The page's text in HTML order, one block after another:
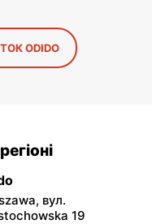
ODIDO
вул.
19